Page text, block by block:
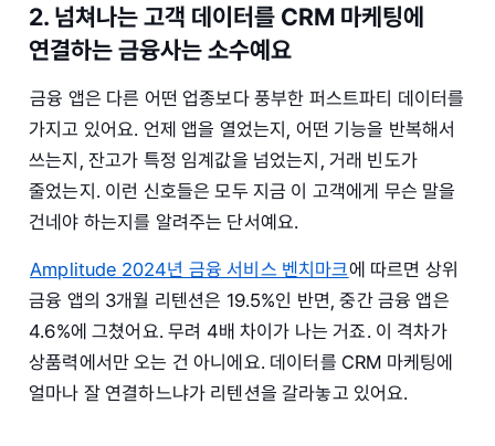
2. 넘쳐나는 고객 데이터를 CRM 마케팅에
연결하는 금융사는 소수예요
금융 앱은 다른 어떤 업종보다 풍부한 퍼스트파티 데이터를
가지고 있어요. 언제 앱을 열었는지, 어떤 기능을 반복해서
쓰는지, 잔고가 특정 임계값을 넘었는지, 거래 빈도가
줄었는지. 이런 신호들은 모두 지금 이 고객에게 무슨 말을
건네야 하는지를 알려주는 단서예요.
Amplitude 2024년 금융 서비스 벤치마크에 따르면 상위
금융 앱의 3개월 리텐션은 19.5%인 반면, 중간 금융 앱은
4.6%에 그쳤어요. 무려 4배 차이가 나는 거죠. 이 격차가
상품력에서만 오는 건 아니에요. 데이터를 CRM 마케팅에
얼마나 잘 연결하느냐가 리텐션을 갈라놓고 있어요.